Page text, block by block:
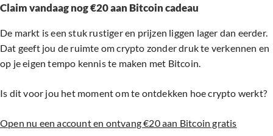
Claim vandaag nog €20 aan Bitcoin cadeau
De markt is een stuk rustiger en prijzen liggen lager dan eerder.
Dat geeft jou de ruimte om crypto zonder druk te verkennen en
op je eigen tempo kennis te maken met Bitcoin.
Is dit voor jou het moment om te ontdekken hoe crypto werkt?
Open nu een account en ontvang €20 aan Bitcoin gratis